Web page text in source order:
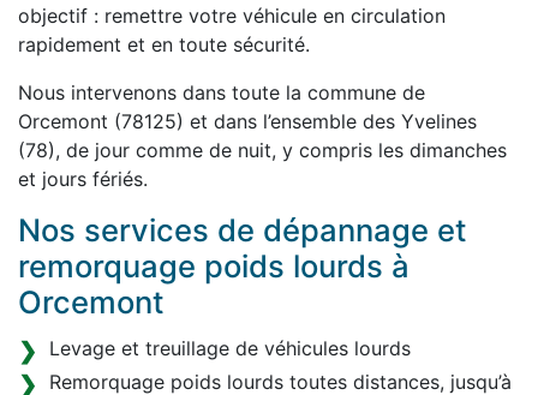
objectif : remettre votre véhicule en circulation
rapidement et en toute sécurité.
Nous intervenons dans toute la commune de
Orcemont (78125) et dans l’ensemble des Yvelines
(78), de jour comme de nuit, y compris les dimanches
et jours fériés.
Nos services de dépannage et
remorquage poids lourds à
Orcemont
Levage et treuillage de véhicules lourds
Remorquage poids lourds toutes distances, jusqu’à